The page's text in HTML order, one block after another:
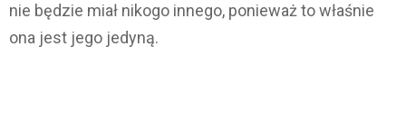
nie będzie miał nikogo innego, ponieważ to właśnie
ona jest jego jedyną.